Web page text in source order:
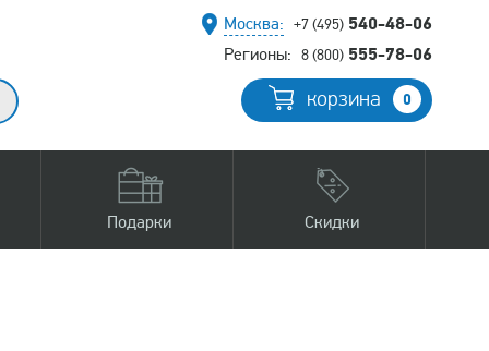
Москва: +7 (495) 540-48-06
Регионы: 8 (800) 555-78-06
корзина 0
Подарки Скидки